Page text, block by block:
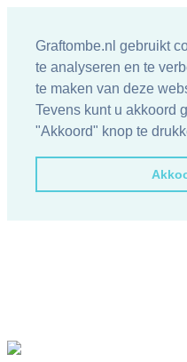
Graftombe.nl gebruikt
te analyseren en te
te maken van deze
Tevens kunt u akkoord
"Akkoord" knop te